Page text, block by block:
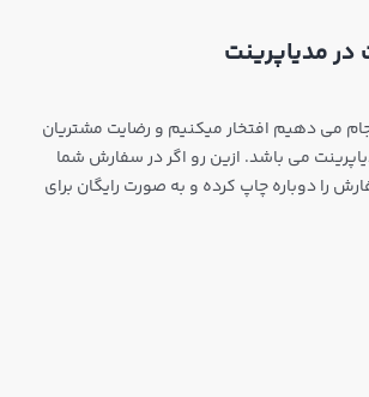
مدیاپرینت
می دهیم افتخار میکنیم و رضایت مشتریان
می باشد. ازین رو اگر در سفارش شما
را دوباره چاپ کرده و به صورت رایگان برای